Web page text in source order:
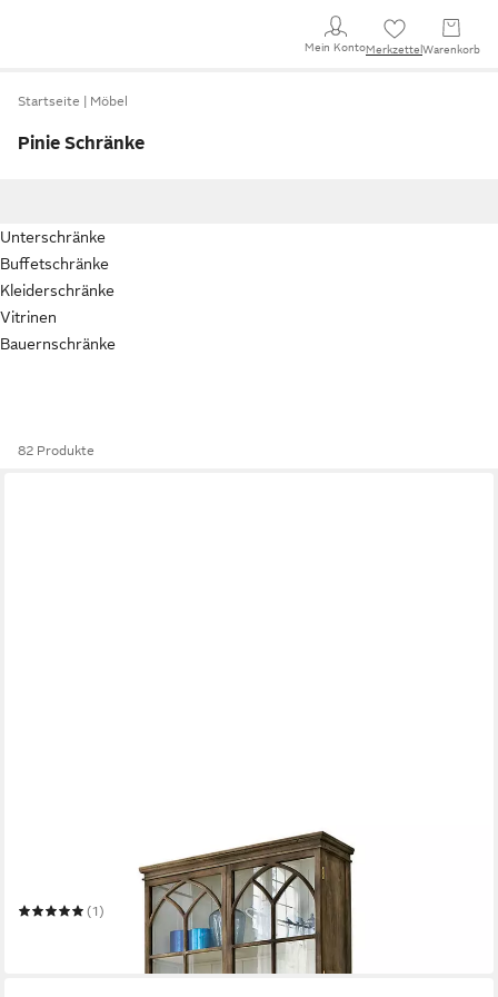
Mein KontoMerkzettel Warenkorb
Startseite Möbel
Pinie Schränke
Unterschränke
Buffetschränke
Kleiderschränke
Vitrinen
Bauernschränke
82 Produkte
Hochschrank Schrank Garrard antikbraun/hellgrau
120.0 x 231.0 x 40.0 cm B/H/T
(1)
lieferbar in 3 Wochen